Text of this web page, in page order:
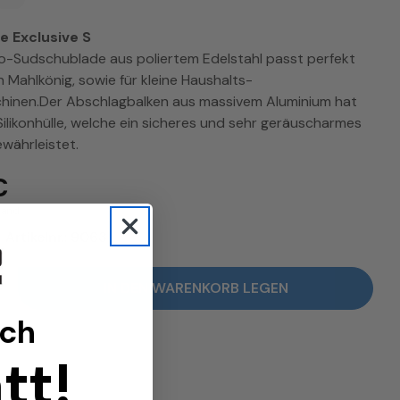
Exclusive S
Sudschublade aus poliertem Edelstahl passt perfekt
Mahlkönig, sowie für kleine Haushalts-
Abschlagbalken aus massivem Aluminium hat
welche ein sicheres und sehr geräuscharmes
Sudschublade Exclusive S - JoeFrex verringern
Menge für Sudschublade Exclusive S - JoeFrex
IN DEN WARENKORB LEGEN